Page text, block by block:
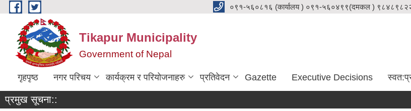
Skip to main content ०९१-५६०८१६ (कार्यालय ) ०९१-५६०४९९(दमकल )
Tikapur Municipality
Government of Nepal
गृहपृष्ठ नगर परिचय कार्यक्रम र परियोजनाहरु प्रतिवेदन Gazette Executive Decisions
प्रमुख सूचना::